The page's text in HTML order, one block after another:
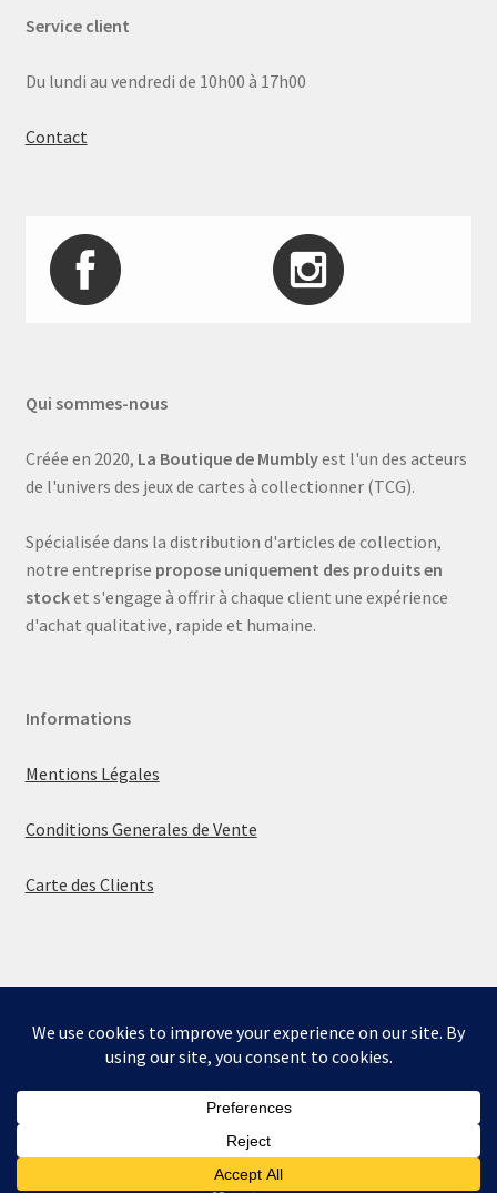
Bienvenue sur la boutique de Mumbly - Cartes de
Service client
Du lundi au vendredi de 10h00 à 17h00
Contact
Qui sommes-nous
Créée en 2020, La Boutique de Mumblyest l'un des acteurs
de l'univers des jeux de cartes à collectionner (TCG).
Spécialisée dans la distribution d'articles de collection,
notre entreprise propose uniquement des produits en
stocket s'engage à offrir à chaque client une expérience
d'achat qualitative, rapide et humaine.
Informations
Mentions Légales
Conditions Generales de Vente
Carte des Clients
© La boutique de Mumbly 2026
Built with WooCommerce.
Besoin d'aide? Nous sommes là pour vous aider.